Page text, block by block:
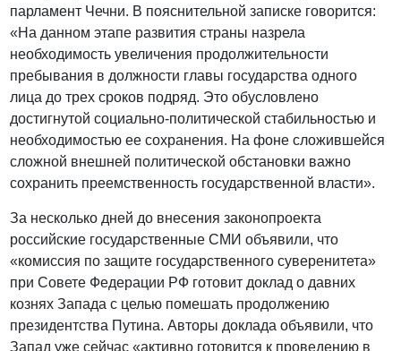
парламент Чечни. В пояснительной записке говорится:
«На данном этапе развития страны назрела
необходимость увеличения продолжительности
пребывания в должности главы государства одного
лица до трех сроков подряд. Это обусловлено
достигнутой социально-политической стабильностью и
необходимостью ее сохранения. На фоне сложившейся
сложной внешней политической обстановки важно
сохранить преемственность государственной власти».
За несколько дней до внесения законопроекта
российские государственные СМИ объявили, что
«комиссия по защите государственного суверенитета»
при Совете Федерации РФ готовит доклад о давних
кознях Запада с целью помешать продолжению
президентства Путина. Авторы доклада объявили, что
Запад уже сейчас «активно готовится к проведению в